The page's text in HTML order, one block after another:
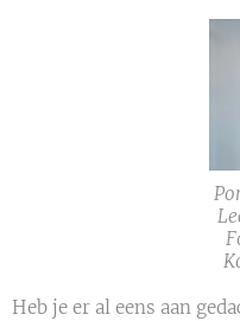
Heb je er al eens aan